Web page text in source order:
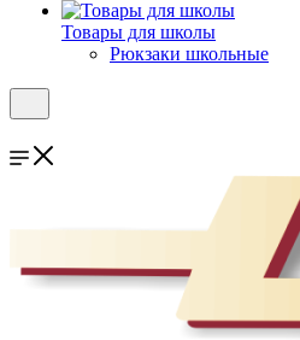
Товары для школы
Рюкзаки школьные